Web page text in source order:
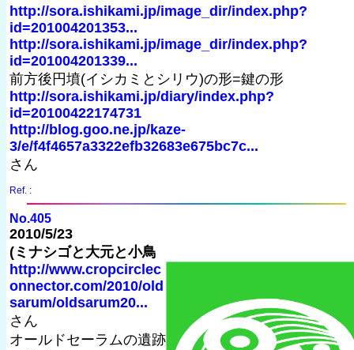
http://sora.ishikami.jp/image_dir/index.php?
id=201004201353...
http://sora.ishikami.jp/image_dir/index.php?
id=201004201339...
前方後円墳(イシカミとシリウ)の形=鍵の形
http://sora.ishikami.jp/diary/index.php?
id=20100422174731
http://blog.goo.ne.jp/kaze-
3/e/f4f4657a3322efb32683e675bc7c...
さん
Ref. :
No.405
2010/5/23
(ミナシゴと大元と小鳥
http://www.cropcirclec
onnector.com/2010/old
sarum/oldsarum20...
さん
オールドセーラムの遺跡